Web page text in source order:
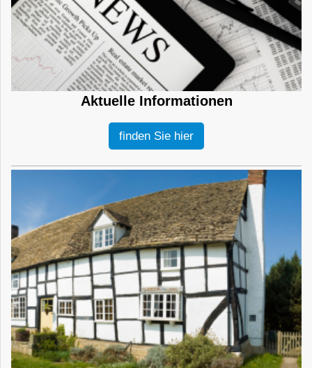
Aktuelle Informationen
finden Sie hier